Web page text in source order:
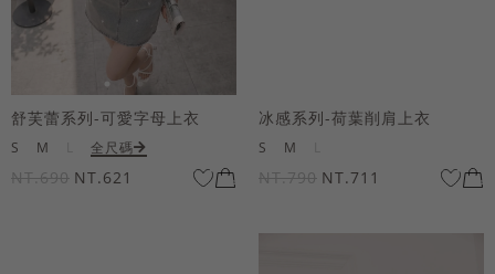
舒芙蕾系列-可愛字母上衣
S M 全尺碼
NT.690 NT.621
冰感系列-荷葉削肩上衣
S M
NT.790 NT.711